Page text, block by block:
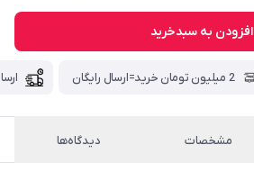
افزودن به سبدخرید
2 میلیون تومان خرید=ارسال رایگان
مشخصات دیدگاه‌ها